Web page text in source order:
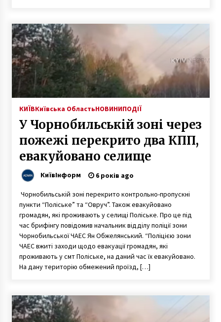
КИЇВКиївська ОбластьНОВИНИПОДІЇ
У Чорнобильській зоні через
пожежі перекрито два КПП,
евакуйовано селище
КиївІнформ 6 років ago
Чорнобильській зоні перекрито контрольно-пропускні
пункти “Поліське” та “Овруч”. Також евакуйовано
громадян, які проживають у селищі Поліське. Про це під
час брифінгу повідомив начальник відділу поліції зони
Чорнобильської ЧАЕС Ян Обжелянський. “Поліцією зони
ЧАЕС вжиті заходи щодо евакуації громадян, які
проживають у смт Поліське, на даний час їх евакуйовано.
На дану територію обмежений проїзд, […]